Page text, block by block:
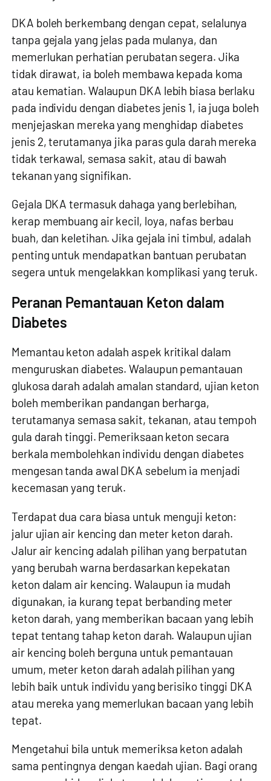
DKA boleh berkembang dengan cepat, selalunya
tanpa gejala yang jelas pada mulanya, dan
memerlukan perhatian perubatan segera. Jika
tidak dirawat, ia boleh membawa kepada koma
atau kematian. Walaupun DKA lebih biasa berlaku
pada individu dengan diabetes jenis 1, ia juga boleh
menjejaskan mereka yang menghidap diabetes
jenis 2, terutamanya jika paras gula darah mereka
tidak terkawal, semasa sakit, atau di bawah
tekanan yang signifikan.
Gejala DKA termasuk dahaga yang berlebihan,
kerap membuang air kecil, loya, nafas berbau
buah, dan keletihan. Jika gejala ini timbul, adalah
penting untuk mendapatkan bantuan perubatan
segera untuk mengelakkan komplikasi yang teruk.
Peranan Pemantauan Keton dalam
Diabetes
Memantau keton adalah aspek kritikal dalam
menguruskan diabetes. Walaupun pemantauan
glukosa darah adalah amalan standard, ujian keton
boleh memberikan pandangan berharga,
terutamanya semasa sakit, tekanan, atau tempoh
gula darah tinggi. Pemeriksaan keton secara
berkala membolehkan individu dengan diabetes
mengesan tanda awal DKA sebelum ia menjadi
kecemasan yang teruk.
Terdapat dua cara biasa untuk menguji keton:
jalur ujian air kencing dan meter keton darah.
Jalur air kencing adalah pilihan yang berpatutan
yang berubah warna berdasarkan kepekatan
keton dalam air kencing. Walaupun ia mudah
digunakan, ia kurang tepat berbanding meter
keton darah, yang memberikan bacaan yang lebih
tepat tentang tahap keton darah. Walaupun ujian
air kencing boleh berguna untuk pemantauan
umum, meter keton darah adalah pilihan yang
lebih baik untuk individu yang berisiko tinggi DKA
atau mereka yang memerlukan bacaan yang lebih
tepat.
Mengetahui bila untuk memeriksa keton adalah
sama pentingnya dengan kaedah ujian. Bagi orang